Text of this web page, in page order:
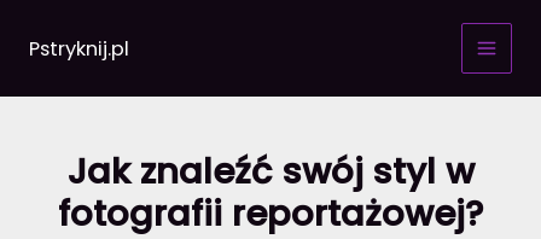
Pstryknij.pl
Jak znaleźć swój styl w
fotografii reportażowej?